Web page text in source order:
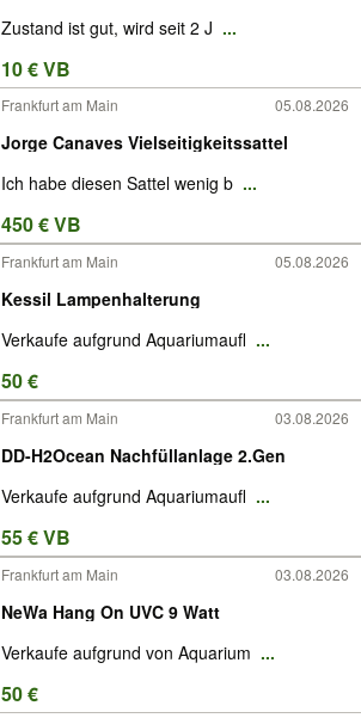
Zustand ist gut, wird seit 2 J ...
10 € VB
Frankfurt am Main 05.08.2026
Jorge Canaves Vielseitigkeitssattel
Ich habe diesen Sattel wenig b ...
450 € VB
Frankfurt am Main 05.08.2026
Kessil Lampenhalterung
Verkaufe aufgrund Aquariumaufl ...
50 €
Frankfurt am Main 03.08.2026
DD-H2Ocean Nachfüllanlage 2.Gen
Verkaufe aufgrund Aquariumaufl ...
55 € VB
Frankfurt am Main 03.08.2026
NeWa Hang On UVC 9 Watt
Verkaufe aufgrund von Aquarium ...
50 €